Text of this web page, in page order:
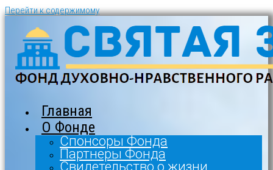
Перейти к содержимому
Главная
О Фонде
Спонсоры Фонда
Партнеры Фонда
Свидетельство о жизни